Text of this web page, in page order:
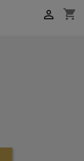
shopping_cart
